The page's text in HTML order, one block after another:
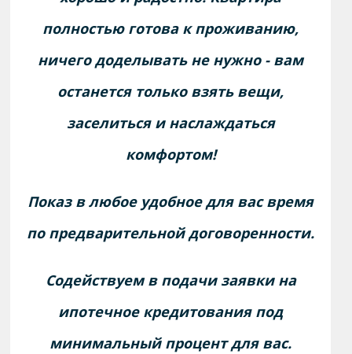
полностью готова к проживанию,
ничего доделывать не нужно - вам
останется только взять вещи,
заселиться и наслаждаться
комфортом!
Показ в любое удобное для вас время
по предварительной договоренности.
Содействуем в подачи заявки на
ипотечное кредитования под
минимальный процент для вас.